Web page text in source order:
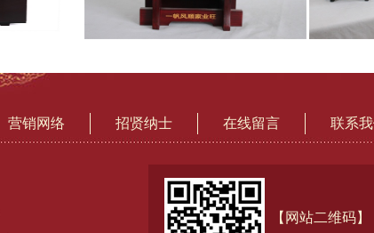
营销网络 招贤纳士 在线留言 联系
【网站二维码】